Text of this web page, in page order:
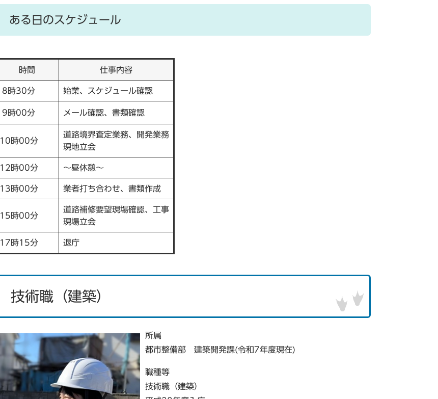
ある日のスケジュール
時間 仕事内容
8時30分 始業、スケジュール確認
9時00分 メール確認、書類確認
10時00分
道路境界査定業務、開発業務
現地立会
12時00分 ～昼休憩～
13時00分 業者打ち合わせ、書類作成
15時00分
道路補修要望現場確認、工事
現場立会
17時15分 退庁
技術職（建築）
所属
都市整備部 建築開発課(令和7年度現在)
職種等
技術職（建築）